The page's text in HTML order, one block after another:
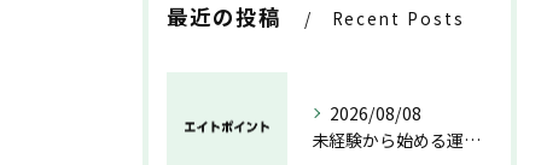
最近の投稿 Recent Posts
2026/08/08
未経験から始める運送業の安心と成長の道